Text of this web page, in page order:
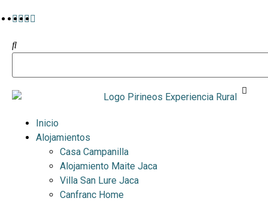
Inicio
Alojamientos
Casa Campanilla
Alojamiento Maite Jaca
Villa San Lure Jaca
Canfranc Home